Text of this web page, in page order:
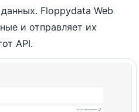
Floppydata Web
и отправляет их
API.